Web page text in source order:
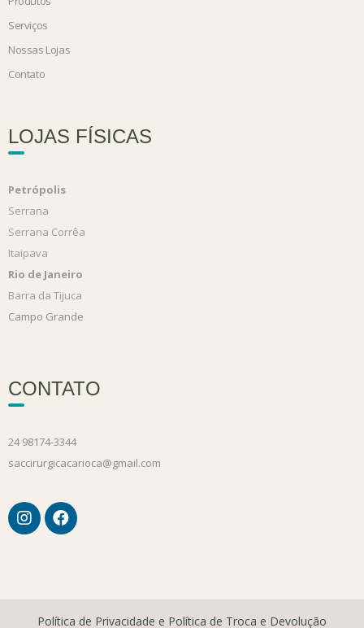
Serviços
Nossas Lojas
Contato
LOJAS FÍSICAS
Petrópolis
Serrana
Serrana Corrêa
Itaipava
Rio de Janeiro
Barra da Tijuca
Campo Grande
CONTATO
24 98174-3344
saccirurgicacarioca@gmail.com
Política de Privacidade e Política de Troca e Devolução